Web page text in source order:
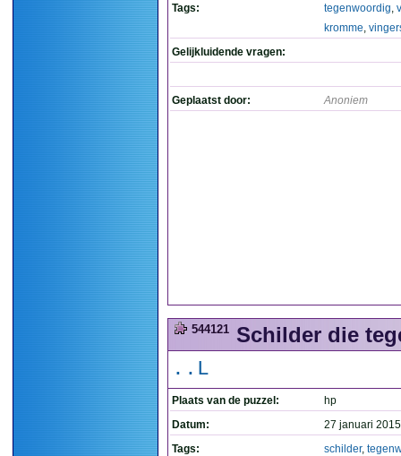
Tags:
tegenwoordig,
kromme,
Gelijkluidende vragen:
Geplaatst door: Anoniem
544121 Schilder die
..L
Plaats van de puzzel:
hp
Datum:
27 januari
Tags:
schilder,